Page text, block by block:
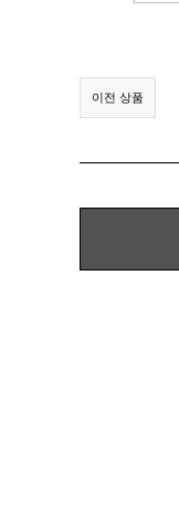
이전 상품